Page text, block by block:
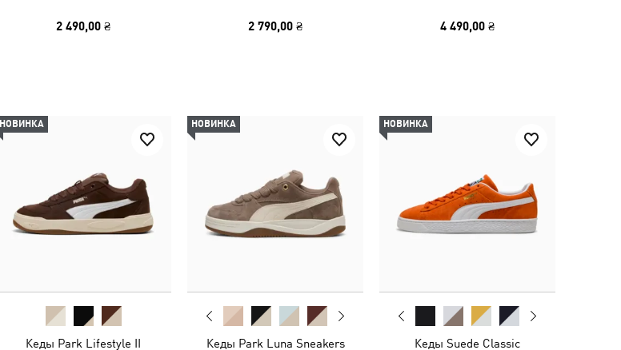
2 490,00 ₴ 2 790,00 ₴ 4 490,00 ₴
НОВИНКА
Кеды Park Lifestyle II
НОВИНКА
Кеды Park Luna Sneakers
НОВИНКА
Кеды Suede Classic